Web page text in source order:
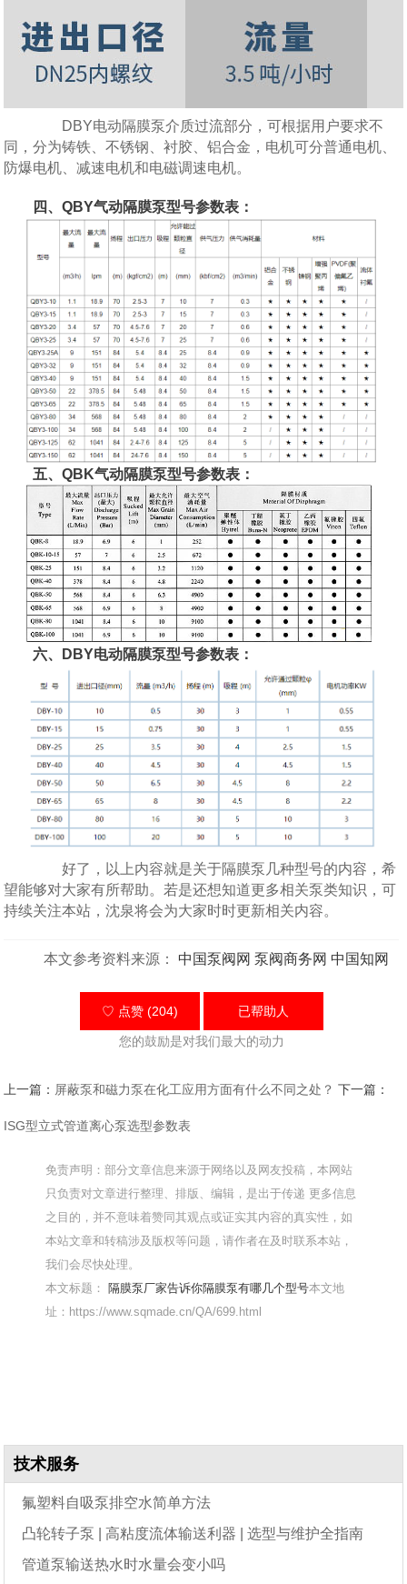
DBY电动隔膜泵介质过流部分，可根据用户要求不
同，分为铸铁、不锈钢、衬胶、铝合金，电机可分普通电机、
防爆电机、减速电机和电磁调速电机。
四、QBY气动隔膜泵型号参数表：
五、QBK气动隔膜泵型号参数表：
六、DBY电动隔膜泵型号参数表：
好了，以上内容就是关于隔膜泵几种型号的内容，希
望能够对大家有所帮助。若是还想知道更多相关泵类知识，可
持续关注本站，沈泉将会为大家时时更新相关内容。
本文参考资料来源： 中国泵阀网 泵阀商务网 中国知网
♡ 点赞 (204) 已帮助 人
您的鼓励是对我们最大的动力
上一篇： 屏蔽泵和磁力泵在化工应用方面有什么不同之处？ 下一篇：
ISG型立式管道离心泵选型参数表
免责声明：部分文章信息来源于网络以及网友投稿，本网站
只负责对文章进行整理、排版、编辑，是出于传递 更多信息
之目的，并不意味着赞同其观点或证实其内容的真实性，如
本站文章和转稿涉及版权等问题，请作者在及时联系本站，
我们会尽快处理。
本文标题：隔膜泵厂家告诉你隔膜泵有哪几个型号本文地
址：https://www.sqmade.cn/QA/699.html
技术服务
氟塑料自吸泵排空水简单方法
凸轮转子泵 | 高粘度流体输送利器 | 选型与维护全指南
管道泵输送热水时水量会变小吗